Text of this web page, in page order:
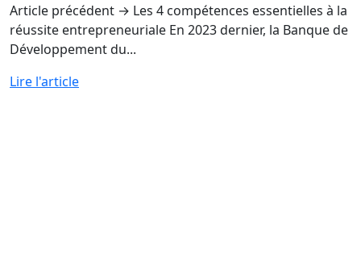
Article précédent → Les 4 compétences essentielles à la
réussite entrepreneuriale En 2023 dernier, la Banque de
Développement du...
Lire l'article